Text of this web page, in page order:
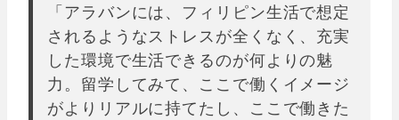
「アラバンには、フィリピン生活で想定
されるようなストレスが全くなく、充実
した環境で生活できるのが何よりの魅
力。留学してみて、ここで働くイメージ
がよりリアルに持てたし、ここで働きた